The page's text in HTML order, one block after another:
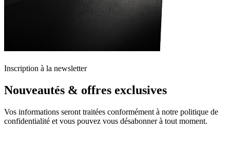
Inscription à la newsletter
Nouveautés & offres exclusives
Vos informations seront traitées conformément à notre politique de
confidentialité et vous pouvez vous désabonner à tout moment.